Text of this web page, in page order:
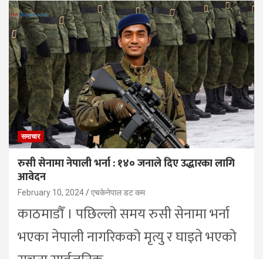
समाचार
रुसी सेनामा नेपाली भर्ना : १४० जनाले दिए उद्धारका लागि
आवेदन
February 10, 2024 एचकेनेपाल डट कम
काठमाडौँ । पछिल्लो समय रुसी सेनामा भर्ना
भएका नेपाली नागरिकको मृत्यु र घाइते भएको